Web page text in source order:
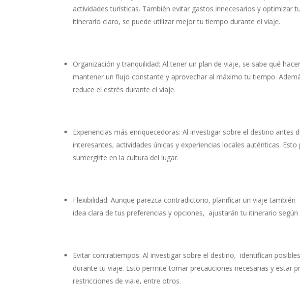
actividades turísticas. También evitar gastos innecesarios y optimizar
itinerario claro, se puede utilizar mejor tu tiempo durante el viaje.
Organización y tranquilidad: Al tener un plan de viaje, se sabe qué
mantener un flujo constante y aprovechar al máximo tu tiempo.
reduce el estrés durante el viaje.
Experiencias más enriquecedoras: Al investigar sobre el destino antes
interesantes, actividades únicas y experiencias locales auténticas.
sumergirte en la cultura del lugar.
Flexibilidad: Aunque parezca contradictorio, planificar un viaje
idea clara de tus preferencias y opciones, ajustarán tu itinerario
Evitar contratiempos: Al investigar sobre el destino, identifican
durante tu viaje. Esto permite tomar precauciones necesarias y estar
restricciones de viaje, entre otros.